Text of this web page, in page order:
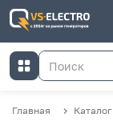
Главная Каталог